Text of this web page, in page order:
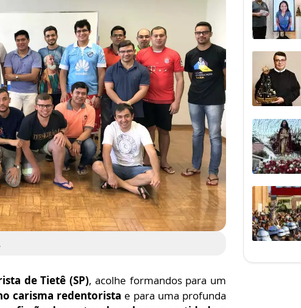
de Tietê (SP), acolhe formandos para um
carisma redentorista e para uma profunda